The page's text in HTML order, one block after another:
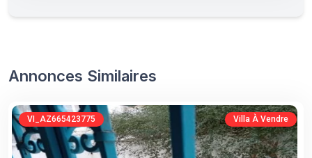
Annonces Similaires
VI_AZ665423775 Villa À Vendre